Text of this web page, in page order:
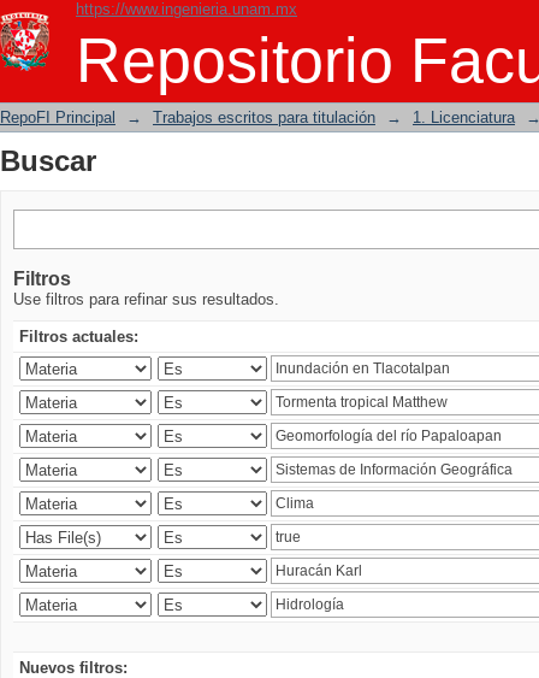
https://www.ingenieria.unam.mx
Repositorio
Buscar
RepoFI Principal → Trabajos escritos para titulación → 1. Licenciatura
Buscar
Filtros
Use filtros para refinar sus resultados.
Filtros actuales:
Nuevos filtros: